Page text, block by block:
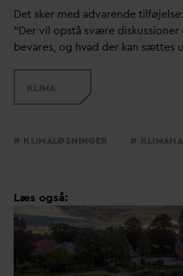
Det sker med advarende tilføjelse:
”Der vil opstå svære diskussioner
bevares, og hvad der kan sættes
KLIMA
KLIMALØSNINGER
Læs også: